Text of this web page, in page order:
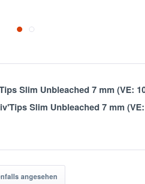
Slim Unbleached 7 mm (VE:
Slim Unbleached 7 mm
angesehen